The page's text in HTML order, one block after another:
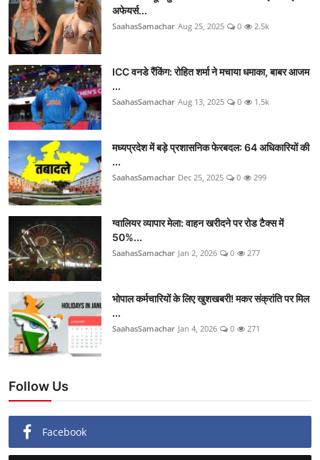
अफेयर्स...
SaahasSamachar Aug 25, 2025 0 2.5k
ICC वनडे रैंकिंग: रोहित शर्मा ने मचाया धमाका, बाबर आजम
...
SaahasSamachar Aug 13, 2025 0 1.5k
मध्यप्रदेश में बड़े प्रशासनिक फेरबदल: 64 अधिकारियों की
...
SaahasSamachar Dec 25, 2025 0 299
ग्वालियर व्यापार मेला: वाहन खरीदने पर रोड टैक्स में
50%...
SaahasSamachar Jan 2, 2026 0 277
भोपाल कर्मचारियों के लिए खुशखबरी! मकर संक्रांति पर मिल
...
SaahasSamachar Jan 4, 2026 0 271
Follow Us
Facebook